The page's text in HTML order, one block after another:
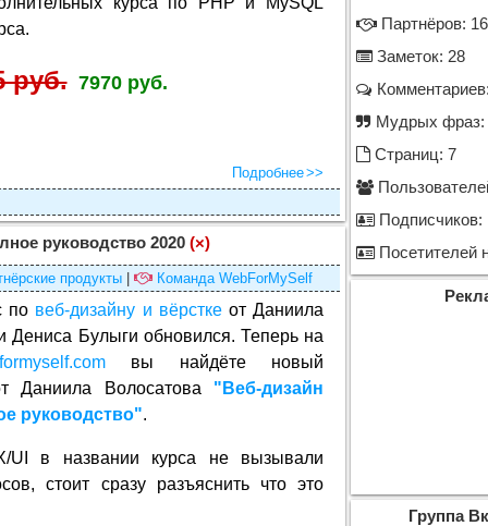
руб. 7970 руб.
Подробнее
руководство 2020 (×)
продукты Команда WebForMySelf
по веб-дизайну и вёрсткеот Даниила
Дениса Булыги обновился. Теперь на
вы найдёте новый
Даниила Волосатова "Веб-дизайн
руководство".
UI в названии курса не вызывали
стоит сразу разъяснить что это
Партнёров: 16
Заметок: 28
Мудрых фраз:
Страниц: 7
Подписчиков:
Посетителей
Группа